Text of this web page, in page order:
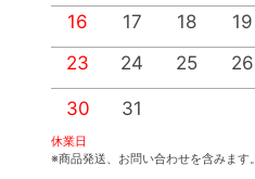
16 17 18 19
23
24 25 26
30 31
休業日
※商品発送、お問い合わせを含みます。